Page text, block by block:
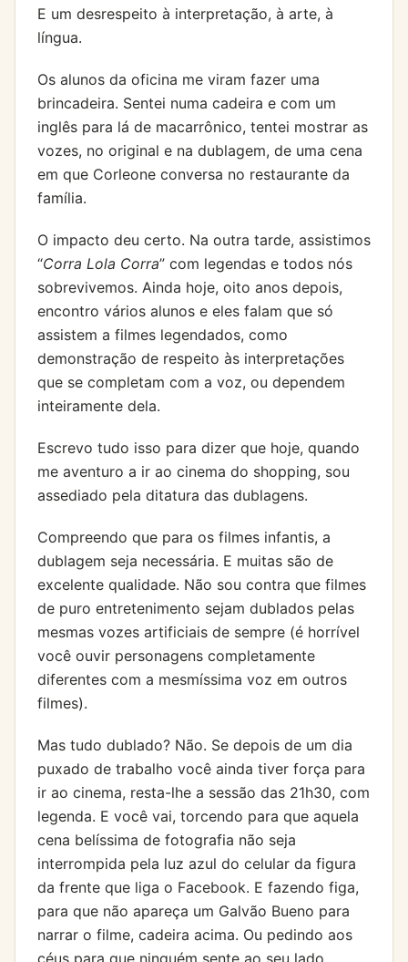
E um desrespeito à interpretação, à arte, à
língua.
Os alunos da oficina me viram fazer uma
brincadeira. Sentei numa cadeira e com um
inglês para lá de macarrônico, tentei mostrar as
vozes, no original e na dublagem, de uma cena
em que Corleone conversa no restaurante da
família.
O impacto deu certo. Na outra tarde, assistimos
“Corra Lola Corra” com legendas e todos nós
sobrevivemos. Ainda hoje, oito anos depois,
encontro vários alunos e eles falam que só
assistem a filmes legendados, como
demonstração de respeito às interpretações
que se completam com a voz, ou dependem
inteiramente dela.
Escrevo tudo isso para dizer que hoje, quando
me aventuro a ir ao cinema do shopping, sou
assediado pela ditatura das dublagens.
Compreendo que para os filmes infantis, a
dublagem seja necessária. E muitas são de
excelente qualidade. Não sou contra que filmes
de puro entretenimento sejam dublados pelas
mesmas vozes artificiais de sempre (é horrível
você ouvir personagens completamente
diferentes com a mesmíssima voz em outros
filmes).
Mas tudo dublado? Não. Se depois de um dia
puxado de trabalho você ainda tiver força para
ir ao cinema, resta-lhe a sessão das 21h30, com
legenda. E você vai, torcendo para que aquela
cena belíssima de fotografia não seja
interrompida pela luz azul do celular da figura
da frente que liga o Facebook. E fazendo figa,
para que não apareça um Galvão Bueno para
narrar o filme, cadeira acima. Ou pedindo aos
céus para que ninguém sente ao seu lado